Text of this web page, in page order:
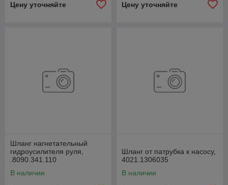
Цену уточняйте Цену уточняйте
Шланг нагнетательный
гидроусилителя руля,
.8090.341.110
В наличии
Шланг от патрубка к насосу,
4021.1306035
В наличии